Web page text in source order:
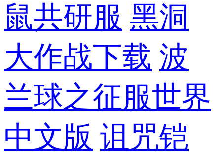
鼠共研服 黑洞
大作战下载 波
兰球之征服世界
中文版 诅咒铠